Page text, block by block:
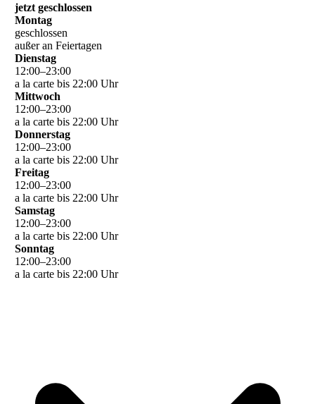
jetzt geschlossen
Montag
geschlossen
außer an Feiertagen
Dienstag
12:00–23:00
a la carte bis 22:00 Uhr
Mittwoch
12:00–23:00
a la carte bis 22:00 Uhr
Donnerstag
12:00–23:00
a la carte bis 22:00 Uhr
Freitag
12:00–23:00
a la carte bis 22:00 Uhr
Samstag
12:00–23:00
a la carte bis 22:00 Uhr
Sonntag
12:00–23:00
a la carte bis 22:00 Uhr